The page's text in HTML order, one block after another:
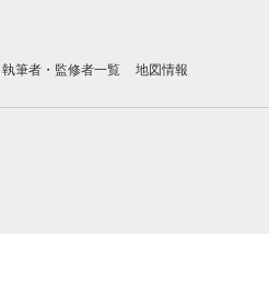
執筆者・監修者一覧 地図情報